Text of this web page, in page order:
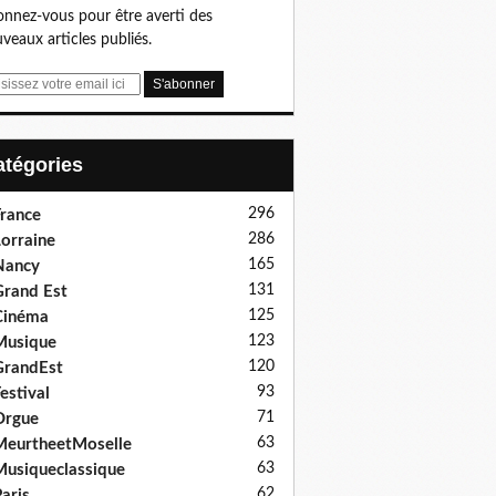
vous pour être averti des
articles publiés.
296
286
165
Est 131
125
123
120
93
71
63
63